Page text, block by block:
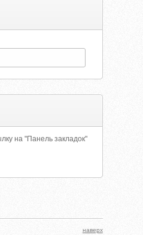
на "Панель закладок"
наверх